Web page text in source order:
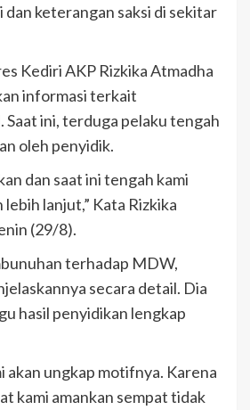
keterangan saksi di sekitar
Kediri AKP Rizkika Atmadha
informasi terkait
Saat ini, terduga pelaku tengah
oleh penyidik.
dan saat ini tengah kami
lanjut,” Kata Rizkika
(29/8).
terhadap MDW,
secara detail. Dia
hasil penyidikan lengkap
akan ungkap motifnya. Karena
kami amankan sempat tidak